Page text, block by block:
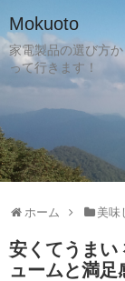
Mokuoto
家電製品の選び方
って行きます！
ホーム 美味
安くてうまい
ュームと満足